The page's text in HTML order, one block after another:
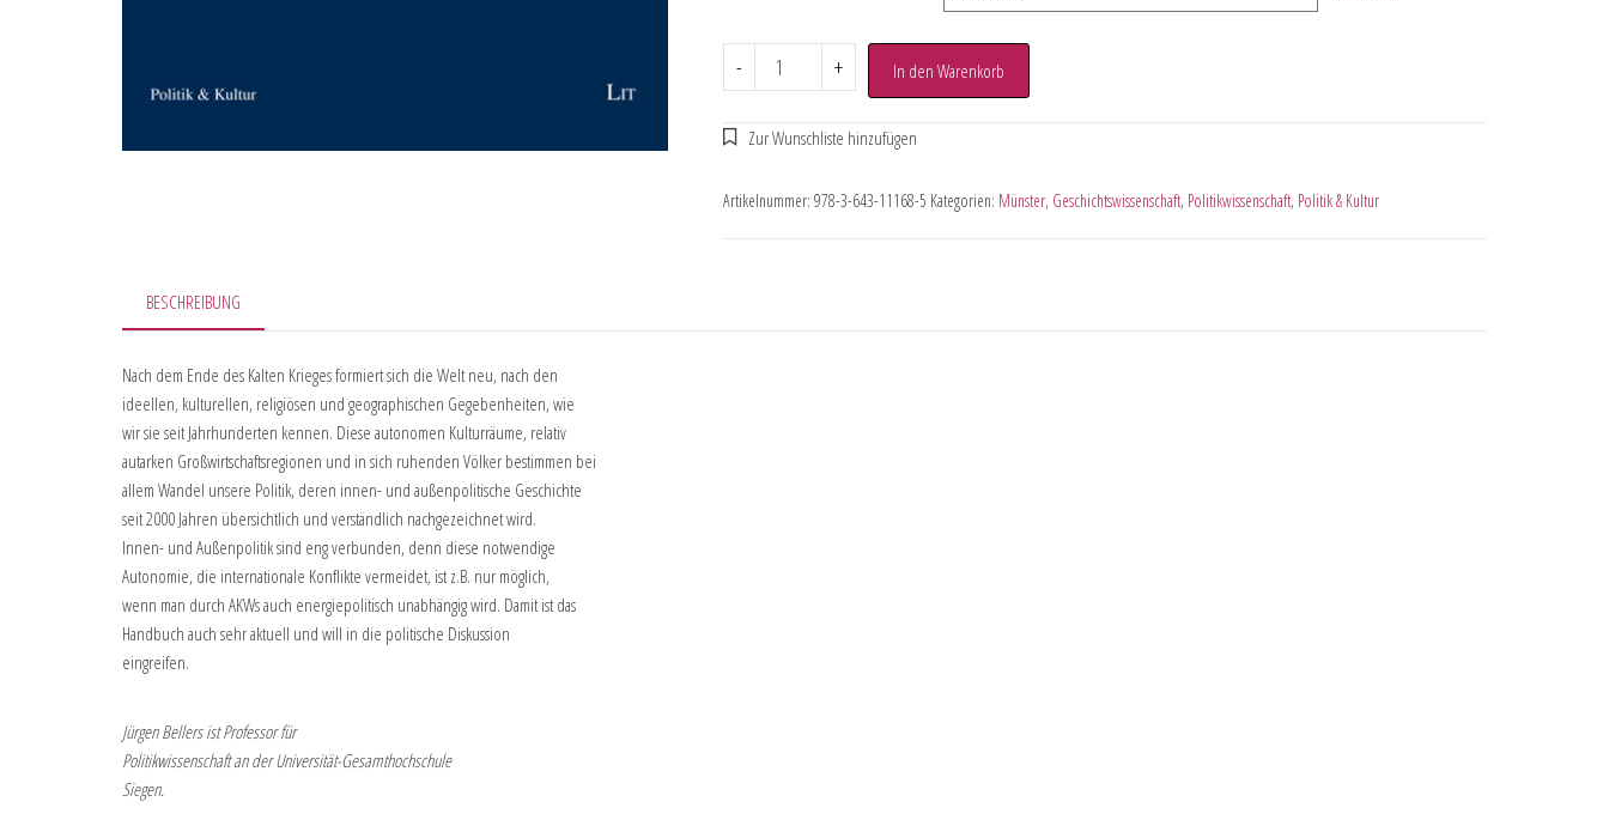
- + In den Warenkorb
Artikelnummer: 978-3-643-11168-5 Kategorien: Münster, Geschichtswissenschaft, Politikwissenschaft, Politik & Kultur
BESCHREIBUNG
Nach dem Ende des Kalten Krieges formiert sich die Welt neu, nach den
ideellen, kulturellen, religiösen und geographischen Gegebenheiten, wie
wir sie seit Jahrhunderten kennen. Diese autonomen Kulturräume, relativ
autarken Großwirtschaftsregionen und in sich ruhenden Völker bestimmen bei
allem Wandel unsere Politik, deren innen- und außenpolitische Geschichte
seit 2000 Jahren übersichtlich und verständlich nachgezeichnet wird.
Innen- und Außenpolitik sind eng verbunden, denn diese notwendige
Autonomie, die internationale Konflikte vermeidet, ist z.B. nur möglich,
wenn man durch AKWs auch energiepolitisch unabhängig wird. Damit ist das
Handbuch auch sehr aktuell und will in die politische Diskussion
eingreifen.
Jürgen Bellers ist Professor für
Politikwissenschaft an der Universität-Gesamthochschule
Siegen.